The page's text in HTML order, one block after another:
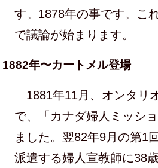
す。1878年の事です。こ
で議論が始まります。
1882年〜カートメル登場
1881年11月、オンタリ
で、「カナダ婦人ミッシ
ました。翌82年9月の第1
派遣する婦人宣教師に38